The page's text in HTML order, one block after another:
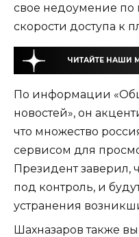
свое недоумение по
скорости доступа к
ЧИТАЙТЕ НАШИ
По информации
новостей», он
что множество
сервисом для
Президент заверил,
под контроль, и
устранения
Шахназаров также